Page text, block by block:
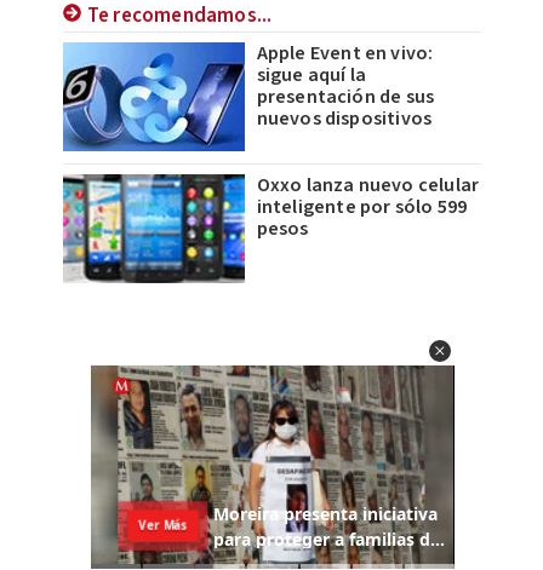
Te recomendamos...
Apple Event en vivo:
sigue aquí la
presentación de sus
nuevos dispositivos
Oxxo lanza nuevo celular
inteligente por sólo 599
pesos